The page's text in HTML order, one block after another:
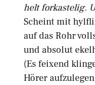
helt forkastelig.
Scheint mit
auf das Rohr
und absolut
(Es feixend
Hörer